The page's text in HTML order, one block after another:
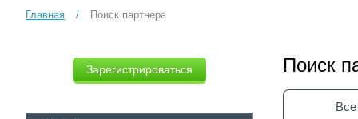
Главная / Поиск партнера
Зарегистрироваться Поиск
Все